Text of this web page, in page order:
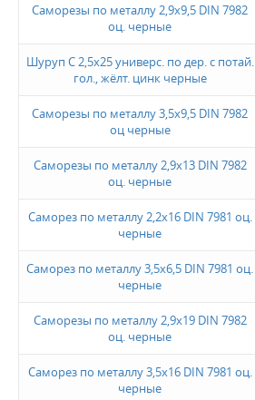
Саморезы по металлу 2,9х9,5 DIN 7982
оц. черные
Шуруп С 2,5х25 универс. по дер. с потай.
гол., жёлт. цинк черные
Саморезы по металлу 3,5х9,5 DIN 7982
оц черные
Саморезы по металлу 2,9х13 DIN 7982
оц. черные
Саморез по металлу 2,2х16 DIN 7981 оц.
черные
Саморез по металлу 3,5х6,5 DIN 7981 оц.
черные
Саморезы по металлу 2,9х19 DIN 7982
оц. черные
Саморез по металлу 3,5х16 DIN 7981 оц.
черные